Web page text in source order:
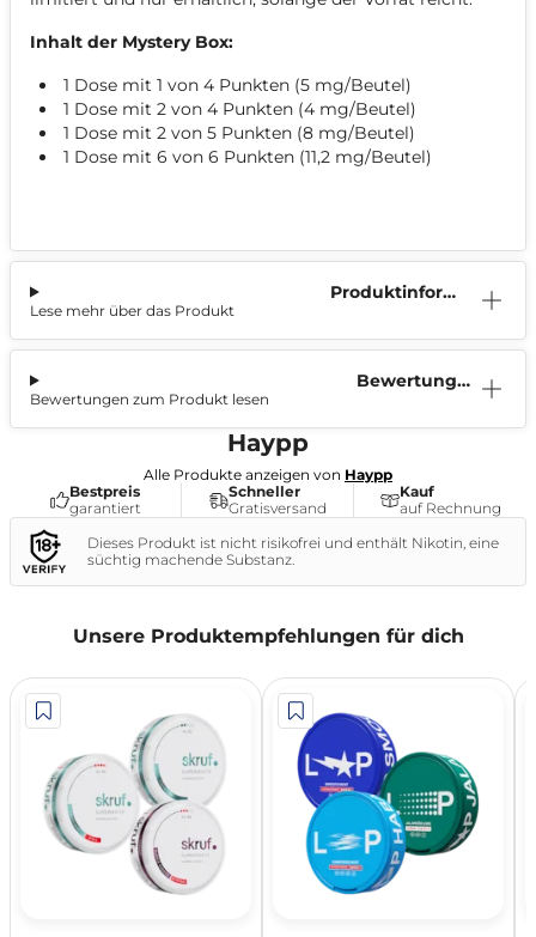
Inhalt der Mystery Box:
1 Dose mit 1 von 4 Punkten (5 mg/Beutel)
1 Dose mit 2 von 4 Punkten (4 mg/Beutel)
1 Dose mit 2 von 5 Punkten (8 mg/Beutel)
1 Dose mit 6 von 6 Punkten (11,2 mg/Beutel)
Produktinform
Lese mehr über das Produkt
Bewertunge
Bewertungen zum Produkt lesen
Haypp
Alle Produkte anzeigen von Haypp
Bestpreis
garantiert
Schneller
Gratisversand
Kauf
auf Rechnung
Dieses Produkt ist nicht risikofrei und enthält Nikotin, eine
süchtig machende Substanz.
Unsere Produktempfehlungen für dich